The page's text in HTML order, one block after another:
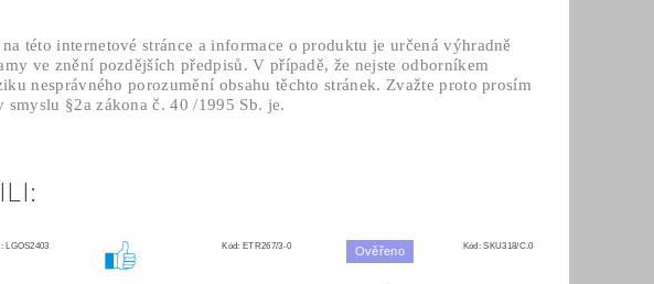
této internetové stránce a informace o produktu je určená výhradně
ve znění pozdějších předpisů. V případě, že nejste odborníkem
nesprávného porozumění obsahu těchto stránek. Zvažte proto prosím
§2a zákona č. 40 /1995 Sb. je.
LGOS2403 Kód:ETR267/3-0 Ověřeno Kód:SKU318/C.0